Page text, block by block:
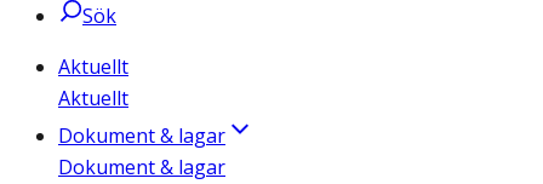
Sök
Aktuellt
Aktuellt
Dokument & lagar
Dokument & lagar